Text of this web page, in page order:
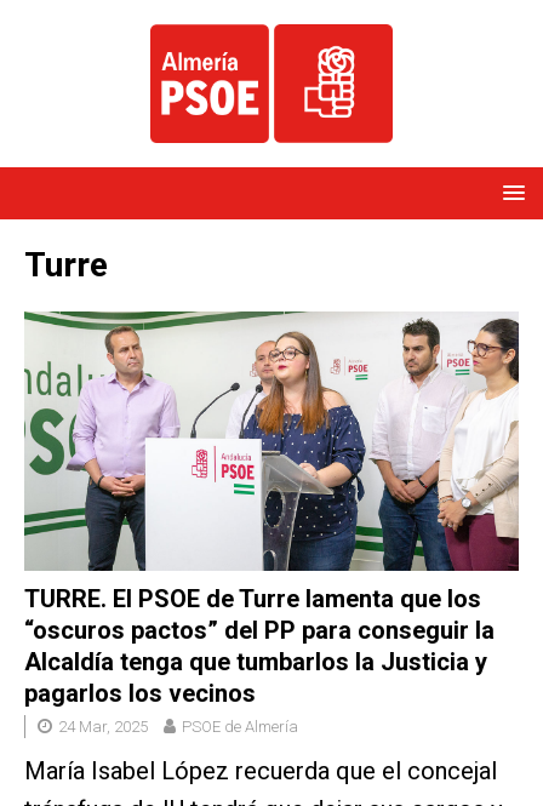
Turre
TURRE. El PSOE de Turre lamenta que los
“oscuros pactos” del PP para conseguir la
Alcaldía tenga que tumbarlos la Justicia y
pagarlos los vecinos
24 Mar, 2025 PSOE de Almería
María Isabel López recuerda que el concejal